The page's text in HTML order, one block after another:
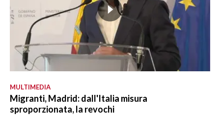
MULTIMEDIA
Migranti, Madrid: dall'Italia misura
sproporzionata, la revochi